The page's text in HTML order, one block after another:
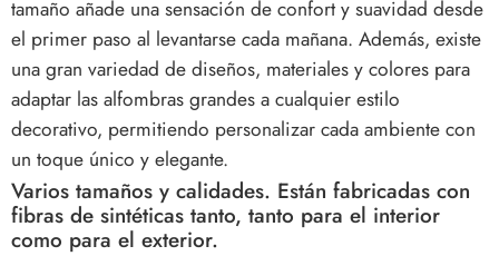
tamaño añade una sensación de confort y suavidad desde
el primer paso al levantarse cada mañana. Además, existe
una gran variedad de diseños, materiales y colores para
adaptar las alfombras grandes a cualquier estilo
decorativo, permitiendo personalizar cada ambiente con
un toque único y elegante.
Varios tamaños y calidades. Están fabricadas con
fibras de sintéticas tanto, tanto para el interior
como para el exterior.